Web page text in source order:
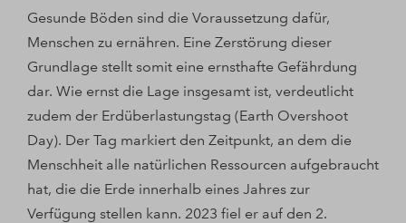
Gesunde Böden sind die Voraussetzung dafür,
Menschen zu ernähren. Eine Zerstörung dieser
Grundlage stellt somit eine ernsthafte Gefährdung
dar. Wie ernst die Lage insgesamt ist, verdeutlicht
zudem der Erdüberlastungstag (Earth Overshoot
Day). Der Tag markiert den Zeitpunkt, an dem die
Menschheit alle natürlichen Ressourcen aufgebraucht
hat, die die Erde innerhalb eines Jahres zur
Verfügung stellen kann. 2023 fiel er auf den 2.